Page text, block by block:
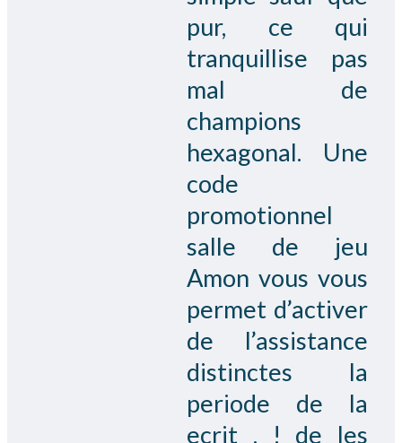
pur, ce qui
tranquillise pas
mal de
champions
hexagonal. Une
code
promotionnel
salle de jeu
Amon vous vous
permet d’activer
de l’assistance
distinctes la
periode de la
ecrit , ! de les